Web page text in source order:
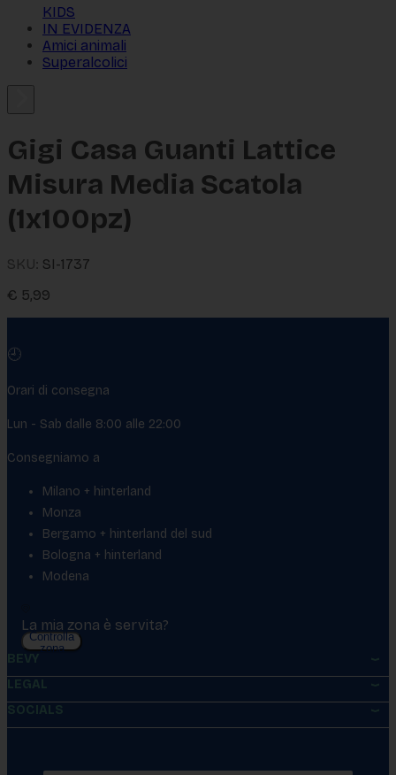
KIDS
IN EVIDENZA
Amici animali
Superalcolici
Gigi Casa Guanti Lattice
Misura Media Scatola
(1x100pz)
SKU: SI-1737
€ 5,99
🕘
Orari di consegna
Lun - Sab dalle 8:00 alle 22:00
Consegniamo a
Milano + hinterland
Monza
Bergamo + hinterland del sud
Bologna + hinterland
Modena
La mia zona è servita?
Controlla
zona
BEVY
LEGAL
SOCIALS